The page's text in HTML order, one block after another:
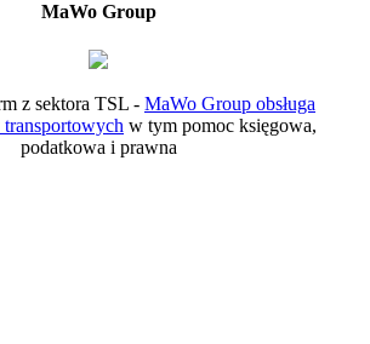
MaWo Group
z sektora TSL - MaWo Group obsługa
w tym pomoc księgowa,
podatkowa i prawna